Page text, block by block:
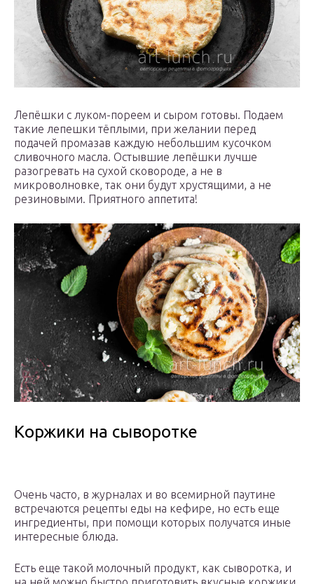
Лепёшки с луком-пореем и сыром готовы. Подаем
такие лепешки тёплыми, при желании перед
подачей промазав каждую небольшим кусочком
сливочного масла. Остывшие лепёшки лучше
разогревать на сухой сковороде, а не в
микроволновке, так они будут хрустящими, а не
резиновыми. Приятного аппетита!
Коржики на сыворотке
Очень часто, в журналах и во всемирной паутине
встречаются рецепты еды на кефире, но есть еще
ингредиенты, при помощи которых получатся иные
интересные блюда.
Есть еще такой молочный продукт, как сыворотка, и